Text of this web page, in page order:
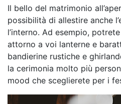
Il bello del matrimonio
possibilità di allestire anche
l’interno. Ad esempio,
attorno a voi lanterne e
bandierine rustiche e
la cerimonia molto più
mood che sceglierete per i